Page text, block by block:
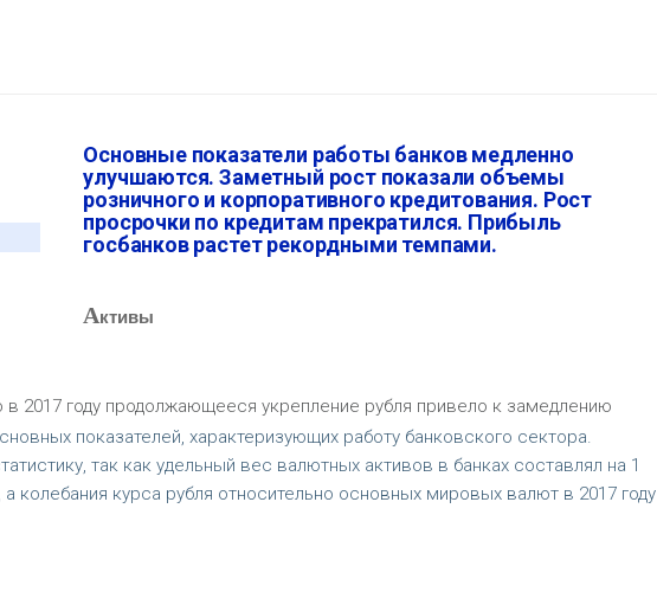
Основные показатели работы банков медленно
улучшаются. Заметный рост показали объемы
розничного и корпоративного кредитования. Рост
просрочки по кредитам прекратился. Прибыль
госбанков растет рекордными темпами.
Активы
2017 году продолжающееся укрепление рубля привело к замедлению
показателей, характеризующих работу банковского сектора.
так как удельный вес валютных активов в банках составлял на 1
а колебания курса рубля относительно основных мировых валют в 2017 году